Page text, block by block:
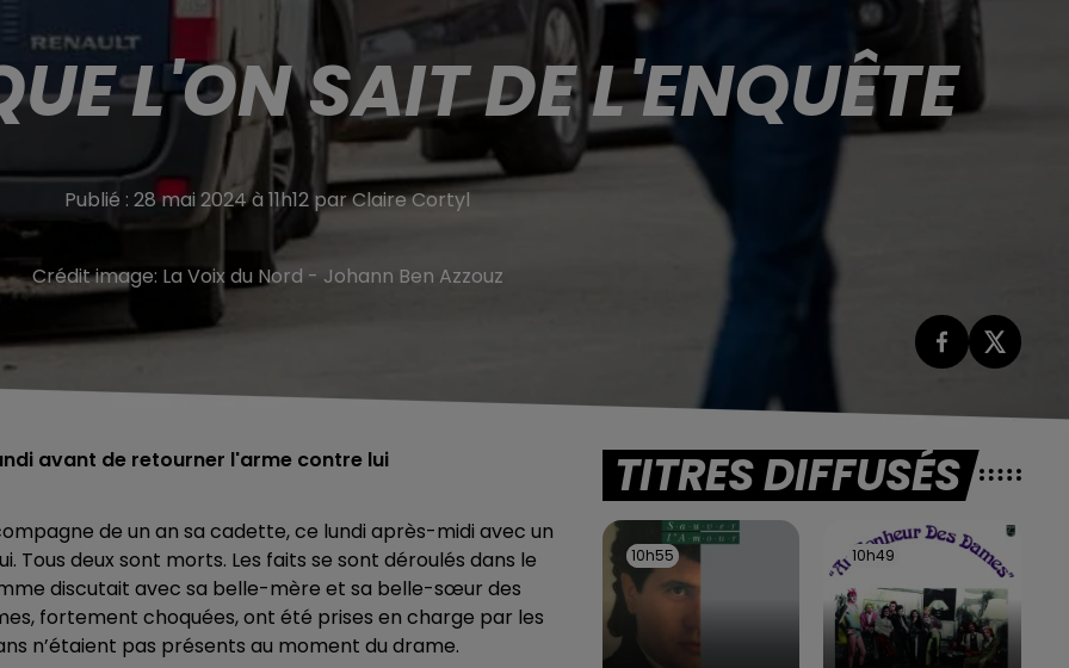
L'ON SAIT DE L'ENQUÊTE
Publié : 28 mai 2024 à 11h12 par Claire Cortyl
Crédit image: La Voix du Nord - Johann Ben Azzouz
avant de retourner l'arme contre lui
de un an sa cadette, ce lundi après-midi avec un
Tous deux sont morts. Les faits se sont déroulés dans le
discutait avec sa belle-mère et sa belle-sœur des
fortement choquées, ont été prises en charge par les
n’étaient pas présents au moment du drame.
TITRES DIFFUSÉS
10h55
10h55 10h49
10h49